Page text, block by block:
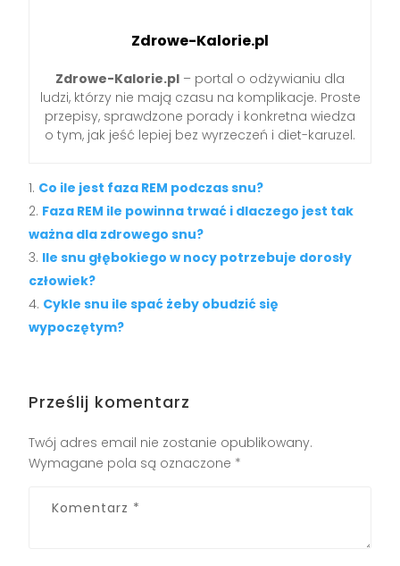
Zdrowe-Kalorie.pl
Zdrowe-Kalorie.pl – portal o odżywianiu dla
ludzi, którzy nie mają czasu na komplikacje. Proste
przepisy, sprawdzone porady i konkretna wiedza
o tym, jak jeść lepiej bez wyrzeczeń i diet-karuzel.
Co ile jest faza REM podczas snu?
Faza REM ile powinna trwać i dlaczego jest tak
ważna dla zdrowego snu?
Ile snu głębokiego w nocy potrzebuje dorosły
człowiek?
Cykle snu ile spać żeby obudzić się
wypoczętym?
Prześlij komentarz
Twój adres email nie zostanie opublikowany.
Wymagane pola są oznaczone *